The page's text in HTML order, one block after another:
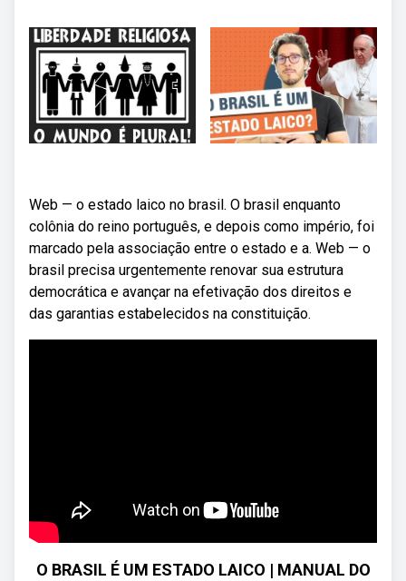
Web — o estado laico no brasil. O brasil enquanto
colônia do reino português, e depois como império, foi
marcado pela associação entre o estado e a. Web — o
brasil precisa urgentemente renovar sua estrutura
democrática e avançar na efetivação dos direitos e
das garantias estabelecidos na constituição.
O BRASIL É UM ESTADO LAICO | MANUAL DO